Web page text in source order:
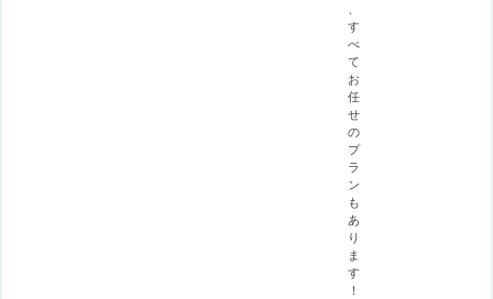
す
べ
て
お
任
せ
の
プ
ラ
ン
も
あ
り
ま
す
！